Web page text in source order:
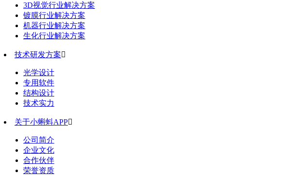
3D视觉行业解决方案
镀膜行业解决方案
机器行业解决方案
生化行业解决方案
技术研发方案
光学设计
专用软件
结构设计
技术实力
关于小蝌蚪APP
公司简介
企业文化
合作伙伴
荣誉资质